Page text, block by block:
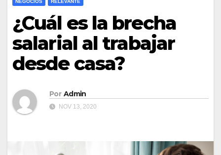
NEGOCIOS RELEVANTE
¿Cuál es la brecha
salarial al trabajar
desde casa?
Por Admin
NOV 13, 2020